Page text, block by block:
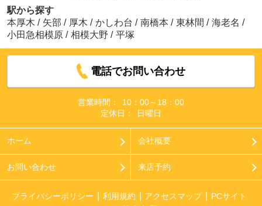
駅から探す
本厚木 / 矢部 / 厚木 / かしわ台 / 南橋本 / 東林間 / 海老名 /
小田急相模原 / 相模大野 / 平塚
電話でお問い合わせ
営業時間：
10：00～18：00
定休日：
日曜日
ホーム 会社概要
お問い合わせ 来店予約
プライバシーポリシー 利用規約 アクセスマップ
PCサイト